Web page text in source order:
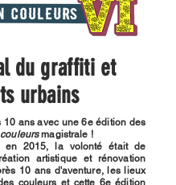
du graffiti et
urbains
10 ans avec une 6e édition des
magistrale !
en 2015, la volonté était de
artistique et rénovation
10 ans d'aventure, les lieux
couleurs et cette 6e édition